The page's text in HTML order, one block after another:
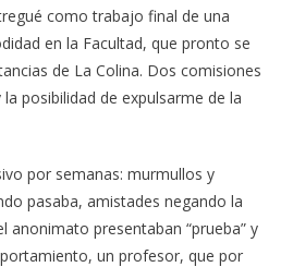
como trabajo final de una
en la Facultad, que pronto se
de La Colina. Dos comisiones
posibilidad de expulsarme de la
por semanas: murmullos y
pasaba, amistades negando la
anonimato presentaban “prueba” y
un profesor, que por